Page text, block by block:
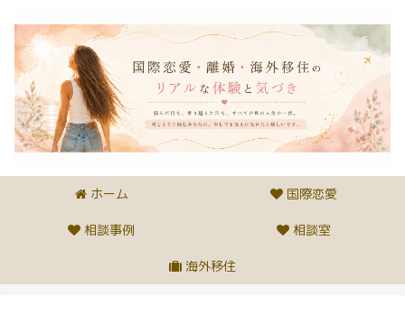
ホーム 国際恋愛
相談事例 相談室
海外移住